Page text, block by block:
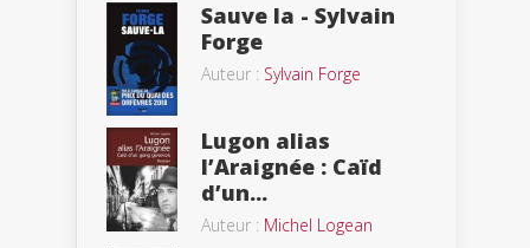
Sauve la - Sylvain
Forge
Auteur : Sylvain Forge
Lugon alias
l’Araignée : Caïd
d’un...
Auteur : Michel Logean